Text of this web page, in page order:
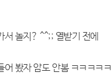
서 놀지? ^^;; 열받기 전에
어 봤자 암도 안봄 ㅋㅋㅋㅋ